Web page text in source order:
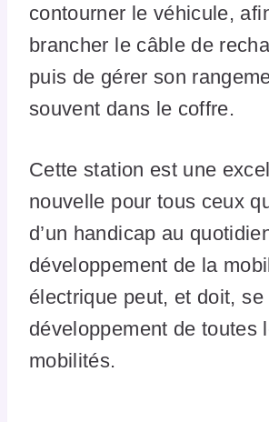
contourner le véhicule,
brancher le câble de
puis de gérer son
souvent dans le coffre.
Cette station est une
nouvelle pour tous ceux
d’un handicap au
développement de la
électrique peut, et doit, se
développement de toutes
mobilités.